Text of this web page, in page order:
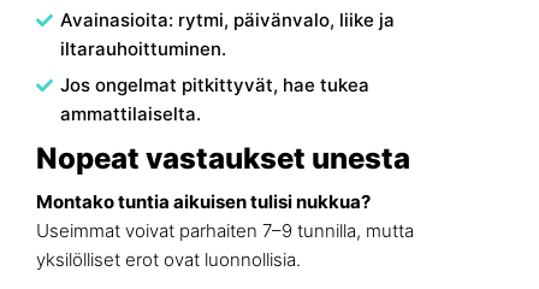
Avainasioita: rytmi, päivänvalo, liike ja
iltarauhoittuminen.
Jos ongelmat pitkittyvät, hae tukea
ammattilaiselta.
Nopeat vastaukset unesta
Montako tuntia aikuisen tulisi nukkua?
Useimmat voivat parhaiten 7–9 tunnilla, mutta
yksilölliset erot ovat luonnollisia.